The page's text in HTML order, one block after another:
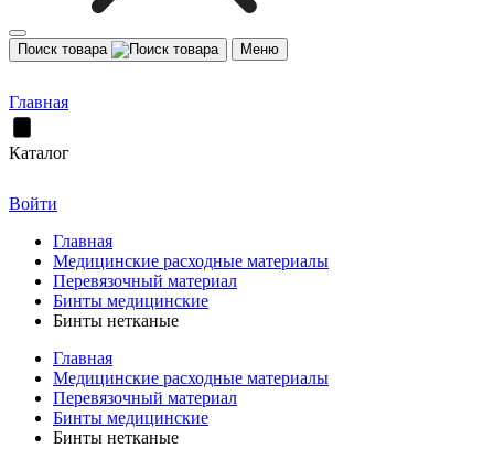
Поиск товара Меню
Главная
Каталог
Войти
Главная
Медицинские расходные материалы
Перевязочный материал
Бинты медицинские
Бинты нетканые
Главная
Медицинские расходные материалы
Перевязочный материал
Бинты медицинские
Бинты нетканые